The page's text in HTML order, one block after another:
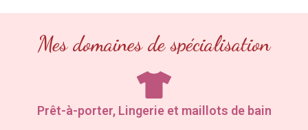
Mes domaines de spécialisation
Prêt-à-porter, Lingerie et maillots de bain